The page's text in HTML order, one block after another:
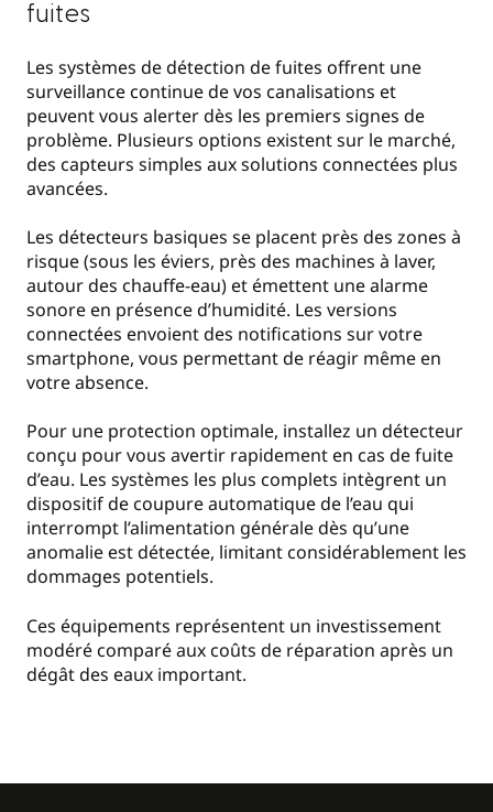
fuites
Les systèmes de détection de fuites offrent une
surveillance continue de vos canalisations et
peuvent vous alerter dès les premiers signes de
problème. Plusieurs options existent sur le marché,
des capteurs simples aux solutions connectées plus
avancées.
Les détecteurs basiques se placent près des zones à
risque (sous les éviers, près des machines à laver,
autour des chauffe-eau) et émettent une alarme
sonore en présence d’humidité. Les versions
connectées envoient des notifications sur votre
smartphone, vous permettant de réagir même en
votre absence.
Pour une protection optimale, installez un détecteur
conçu pour vous avertir rapidement en cas de fuite
d’eau. Les systèmes les plus complets intègrent un
dispositif de coupure automatique de l’eau qui
interrompt l’alimentation générale dès qu’une
anomalie est détectée, limitant considérablement les
dommages potentiels.
Ces équipements représentent un investissement
modéré comparé aux coûts de réparation après un
dégât des eaux important.